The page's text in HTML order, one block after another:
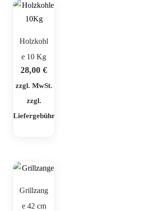
Holzkohl
e 10 Kg
28,00€
zzgl. MwSt.
zzgl.
Liefergebühr
Grillzang
e 42 cm